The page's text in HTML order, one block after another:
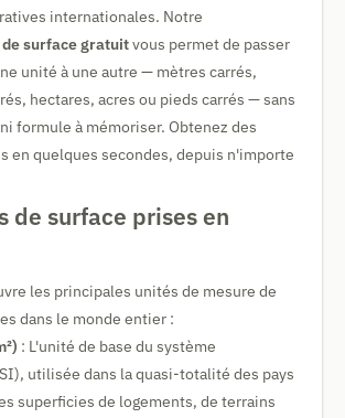
internationales. Notre
surface gratuitvous permet de passer
unité à une autre — mètres carrés,
hectares, acres ou pieds carrés — sans
formule à mémoriser. Obtenez des
en quelques secondes, depuis n'importe
de surface prises en
les principales unités de mesure de
dans le monde entier :
: L'unité de base du système
utilisée dans la quasi-totalité des pays
superficies de logements, de terrains